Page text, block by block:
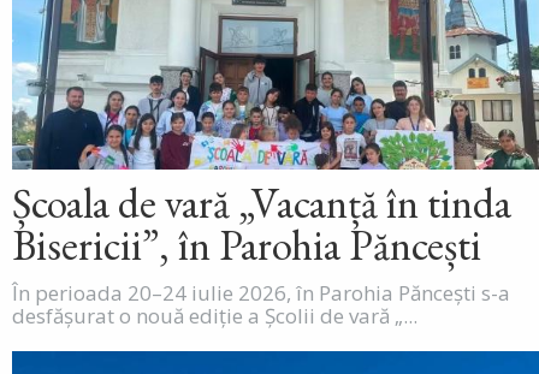
Școala de vară „Vacanță în tinda
Bisericii”, în Parohia Păncești
În perioada 20–24 iulie 2026, în Parohia Păncești s-a
desfășurat o nouă ediție a Școlii de vară „...